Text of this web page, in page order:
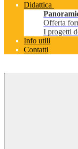
Didattica
Offerta
I progetti
Info utili
Contatti